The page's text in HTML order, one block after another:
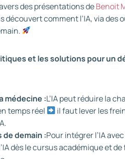
des présentations deBenoit
comment l’IA, via des
et les solutions pour un
médecine :L’IA peut réduire la
temps réel
il faut lever les
de demain :Pour intégrer l’IA
dès le cursus académique et